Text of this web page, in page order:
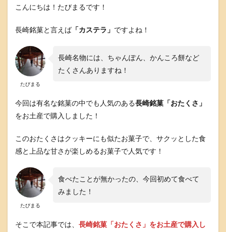
こんにちは！たびまるです！
長崎銘菓と言えば「カステラ」 ですよね！
たびまる
長崎名物には、ちゃんぽん、かんころ餅など
たくさんありますね！
今回は有名な銘菓の中でも人気のある長崎銘菓「おたくさ」
をお土産で購入しました！
このおたくさはクッキーにも似たお菓子で、サクッとした食
感と上品な甘さが楽しめるお菓子で人気です！
たびまる
食べたことが無かったの、今回初めて食べて
みました！
そこで本記事では、 長崎銘菓「おたくさ」をお土産で購入し